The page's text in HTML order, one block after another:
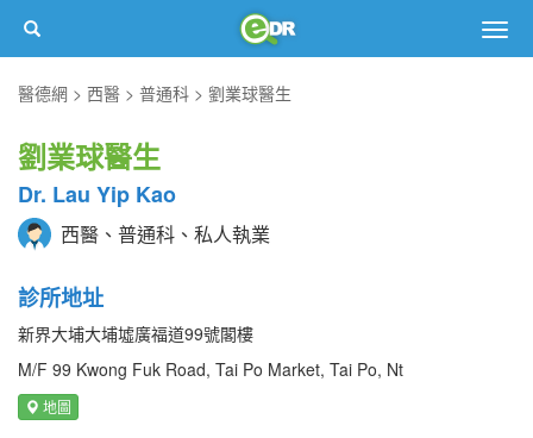
醫德網
西醫 普通科 劉業球醫生
劉業球醫生
Dr. Lau Yip Kao
西醫、普通科、私人執業
診所地址
新界大埔大埔墟廣福道99號閣樓
M/F 99 Kwong Fuk Road, Tai Po Market, Tai Po, Nt
地圖